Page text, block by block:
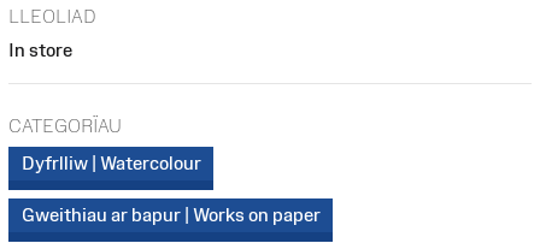
LLEOLIAD
In store
CATEGORÏAU
Dyfrlliw | Watercolour
Gweithiau ar bapur | Works on paper